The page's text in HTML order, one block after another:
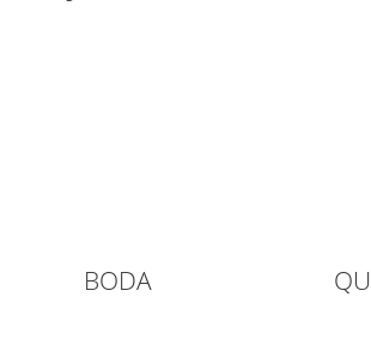
BODA